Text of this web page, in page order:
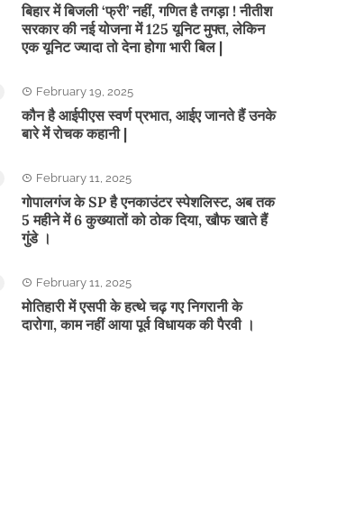
बिहार में बिजली ‘फ्री’ नहीं, गणित है तगड़ा ! नीतीश
सरकार की नई योजना में 125 यूनिट मुफ्त, लेकिन
एक यूनिट ज्यादा तो देना होगा भारी बिल |
February 19, 2025
कौन है आईपीएस स्वर्ण प्रभात, आईए जानते हैं उनके
बारे में रोचक कहानी |
February 11, 2025
गोपालगंज के SP है एनकाउंटर स्पेशलिस्ट, अब तक
5 महीने में 6 कुख्यातों को ठोक दिया, खौफ खाते हैं
गुंडे ।
February 11, 2025
मोतिहारी में एसपी के हत्थे चढ़ गए निगरानी के
दारोगा, काम नहीं आया पूर्व विधायक की पैरवी ।